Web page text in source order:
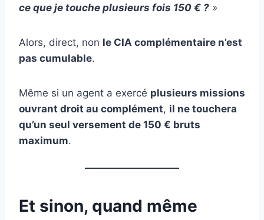
ce que je touche plusieurs fois 150 € ? »
Alors, direct, non le CIA complémentaire n’est
pas cumulable.
Même si un agent a exercé plusieurs missions
ouvrant droit au complément, il ne touchera
qu’un seul versement de 150 € bruts
maximum.
Et sinon, quand même